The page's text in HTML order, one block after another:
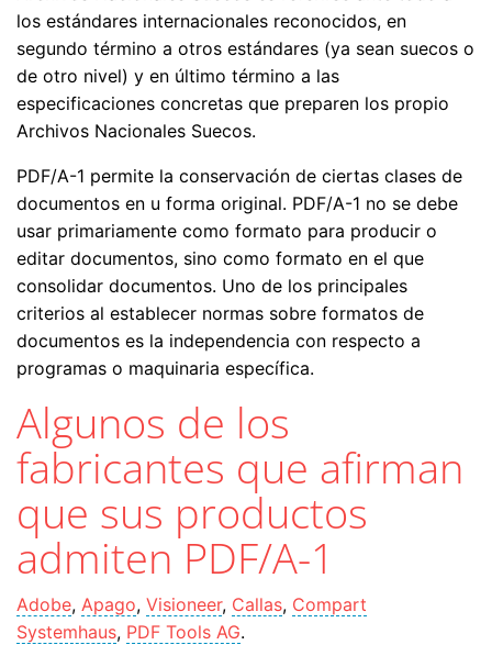
los estándares internacionales reconocidos, en
segundo término a otros estándares (ya sean suecos o
de otro nivel) y en último término a las
especificaciones concretas que preparen los propio
Archivos Nacionales Suecos.
PDF/A-1 permite la conservación de ciertas clases de
documentos en u forma original. PDF/A-1 no se debe
usar primariamente como formato para producir o
editar documentos, sino como formato en el que
consolidar documentos. Uno de los principales
criterios al establecer normas sobre formatos de
documentos es la independencia con respecto a
programas o maquinaria específica.
Algunos de los
fabricantes que afirman
que sus productos
admiten PDF/A-1
Adobe, Apago, Visioneer, Callas, Compart
Systemhaus, PDF Tools AG.